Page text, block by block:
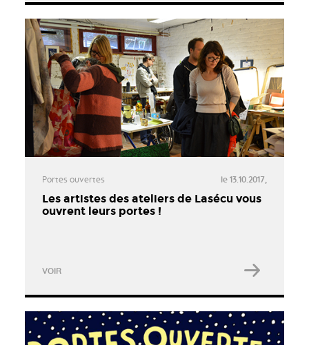
Portes ouvertes le 13.10.2017,
Les artistes des ateliers de Lasécu vous
ouvrent leurs portes !
VOIR